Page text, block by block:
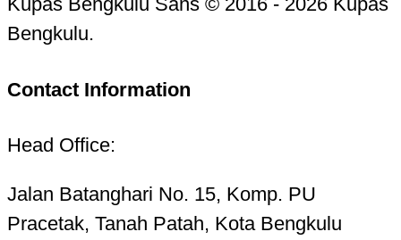
Bengkulu.
Contact Information
Head Office:
Jalan Batanghari No. 15, Komp. PU
Pracetak, Tanah Patah, Kota Bengkulu